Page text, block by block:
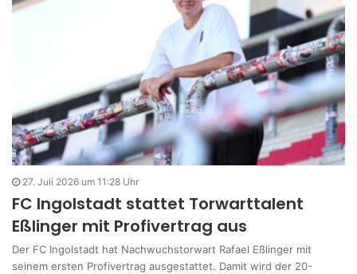
27. Juli 2026 um 11:28 Uhr
FC Ingolstadt stattet Torwarttalent
Eßlinger mit Profivertrag aus
Der FC Ingolstadt hat Nachwuchstorwart Rafael Eßlinger mit
seinem ersten Profivertrag ausgestattet. Damit wird der 20-